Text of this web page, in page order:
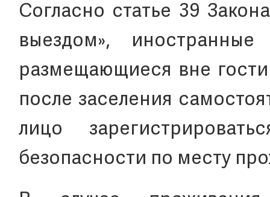
Согласно статье 39
выездом»,
размещающиеся вне
после заселения
лицо
безопасности по месту